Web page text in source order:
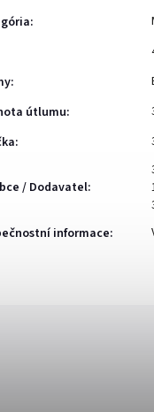
:
:
útlumu:
:
/ Dodavatel:
informace: